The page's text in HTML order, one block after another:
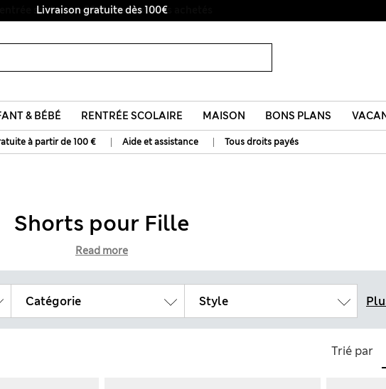
Livraison gratuite dès 100€
& BÉBÉ RENTRÉE SCOLAIRE MAISON BONS PLANS
à partir de 100 € | Aide et assistance | Tous droits payés
Shorts pour Fille
Read more
Catégorie Style
Trié par